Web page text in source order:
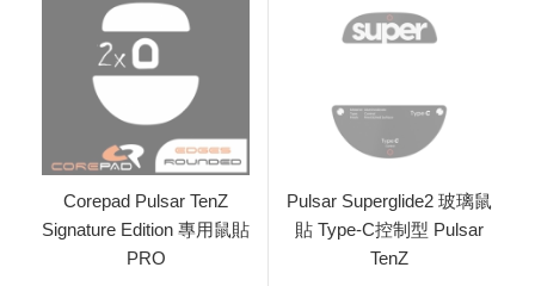
Corepad Pulsar TenZ
Signature Edition 專用鼠貼
PRO
Pulsar Superglide2 玻璃鼠
貼 Type-C控制型 Pulsar
TenZ